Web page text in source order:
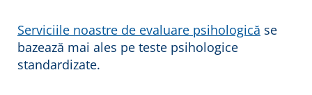
Serviciile noastre de evaluare psihologică se
bazează mai ales pe teste psihologice
standardizate.